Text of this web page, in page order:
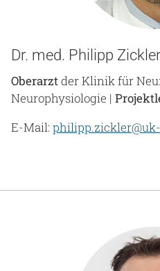
Dr. med. Philipp Zickler
Oberarztder Klinik für
Neurophysiologie |
E-Mail: